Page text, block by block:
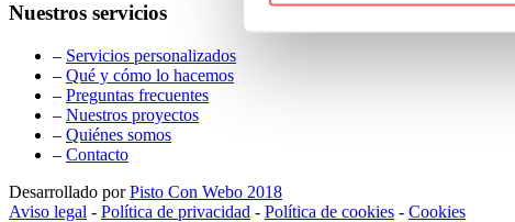
Nuestros servicios
– Servicios personalizados
– Qué y cómo lo hacemos
– Preguntas frecuentes
– Nuestros proyectos
– Quiénes somos
– Contacto
Desarrollado porPisto Con Webo 2018
Aviso legal - Política de privacidad - Política de cookies - Cookies